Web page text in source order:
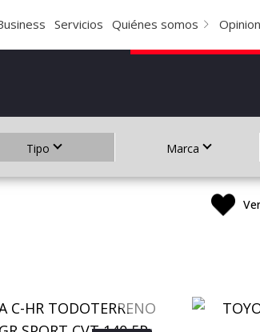
Servicios Quiénes somos
Tipo Marca